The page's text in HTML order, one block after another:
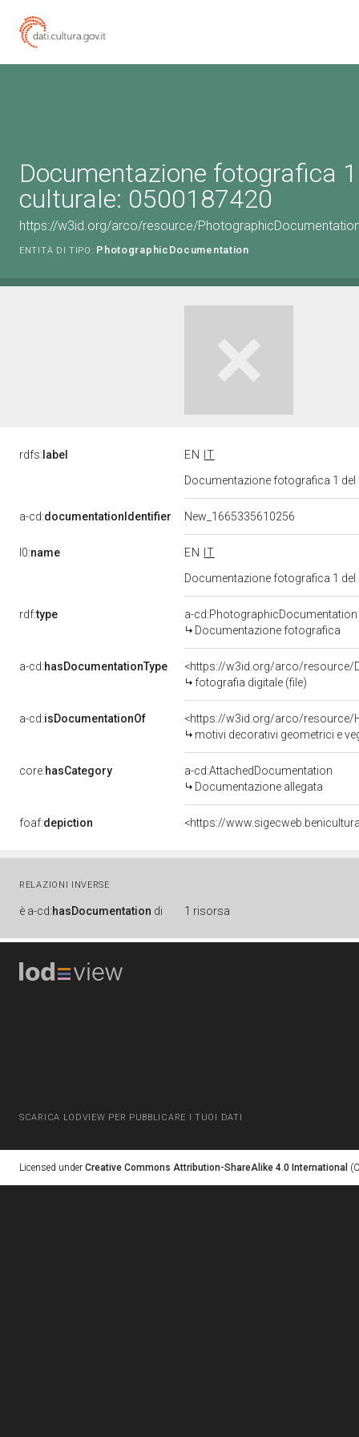
Documentazione fotografica
culturale: 0500187420
https://w3id.org/arco/resource/
ENTITÀ DI TIPO: PhotographicDocumentation
rdfs: label EN
IT
Documentazione fotografica 1
a-cd:documentationIdentifier New_1665335610256
l0:name EN
IT
Documentazione fotografica 1
rdf:type
a-cd:PhotographicDocumentation
Documentazione fotografica
a-cd:hasDocumentationType
<https://w3id.org/arco/resource/
fotografia digitale (file)
a-cd:isDocumentationOf
<https://w3id.org/arco/resource/
motivi decorativi geometrici e
core:hasCategory
a-cd:AttachedDocumentation
Documentazione allegata
foaf:depiction <https://
RELAZIONI INVERSE
è a-cd:hasDocumentation di 1 risorsa
SCARICA LODVIEW PER PUBBLICARE I TUOI DATI
Licensed under Creative Commons Attribution-ShareAlike 4.0 International